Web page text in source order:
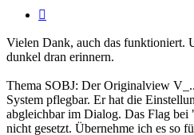
Vielen Dank, auch das funktioniert.
dunkel dran erinnern.
Thema SOBJ: Der Originalview
System pflegbar. Er hat die
abgleichbar im Dialog. Das Flag
nicht gesetzt. Übernehme ich es so